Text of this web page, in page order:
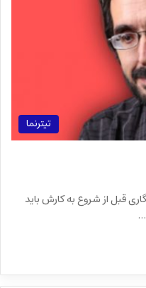
تیترنما
قبل از شروع به کارش باید